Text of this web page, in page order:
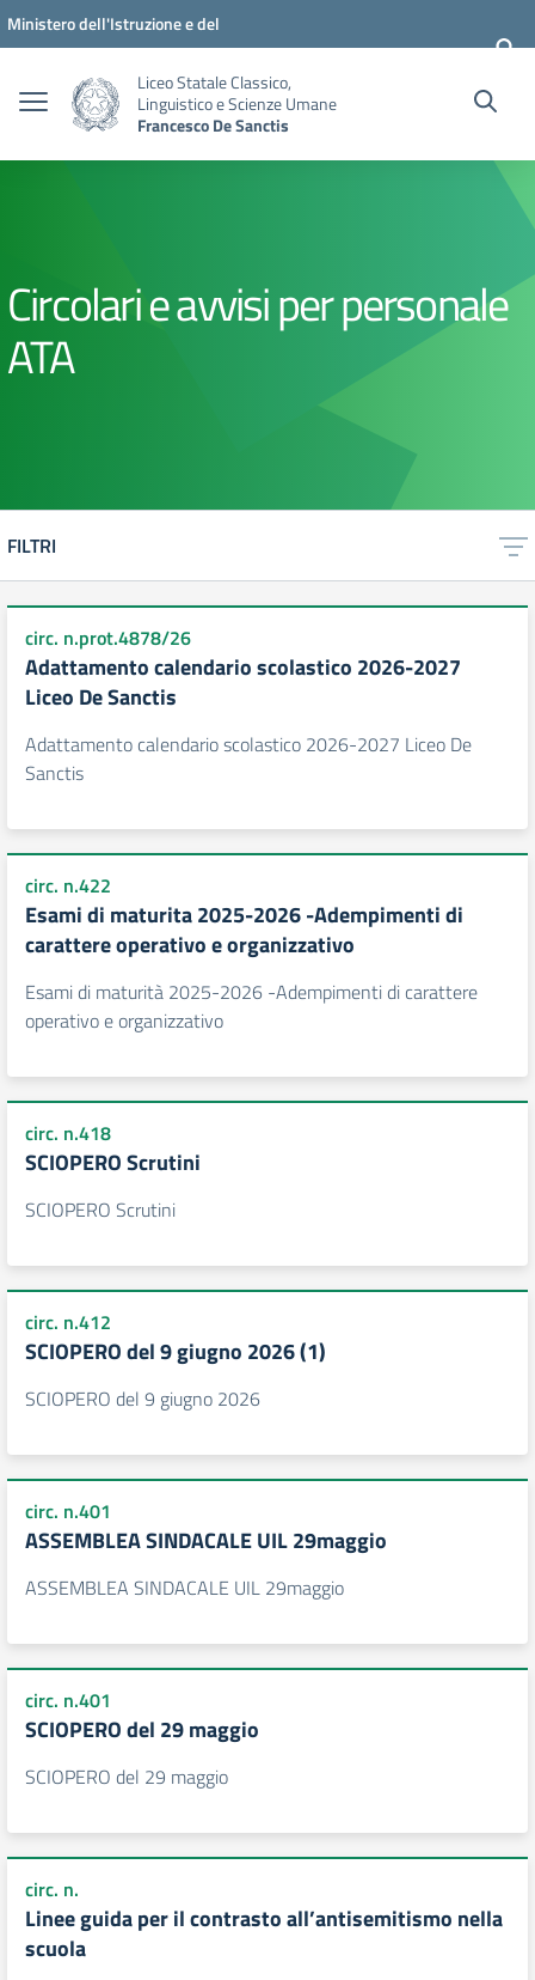
Vai ai contenuti
Vai al menu di navigazione
Vai al footer
Ministero dell'Istruzione e del
Liceo Statale Classico,
Linguistico e Scienze Umane
Francesco De Sanctis
Circolari e avvisi per personale
ATA
FILTRI
circ. n.prot.4878/26
Adattamento calendario scolastico 2026-2027
Liceo De Sanctis
Adattamento calendario scolastico 2026-2027 Liceo De
Sanctis
circ. n.422
Esami di maturita 2025-2026 -Adempimenti di
carattere operativo e organizzativo
Esami di maturità 2025-2026 -Adempimenti di carattere
operativo e organizzativo
circ. n.418
SCIOPERO Scrutini
SCIOPERO Scrutini
circ. n.412
SCIOPERO del 9 giugno 2026 (1)
SCIOPERO del 9 giugno 2026
circ. n.401
ASSEMBLEA SINDACALE UIL 29maggio
ASSEMBLEA SINDACALE UIL 29maggio
circ. n.401
SCIOPERO del 29 maggio
SCIOPERO del 29 maggio
circ. n.
Linee guida per il contrasto all’antisemitismo nella
scuola